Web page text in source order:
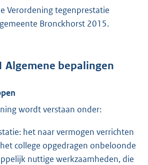
Verordening tegenprestatie
Bronckhorst 2015.
Algemene bepalingen
wordt verstaan onder:
het naar vermogen verrichten
college opgedragen onbeloonde
nuttige werkzaamheden, die